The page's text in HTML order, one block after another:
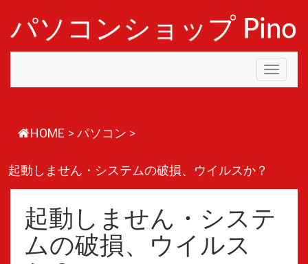
パソコンショップ Pino
Toggle
HOME >パソコン >
起動しません・システムの破損、ウイルスか？
起動しません・システ
ムの破損、ウイルス